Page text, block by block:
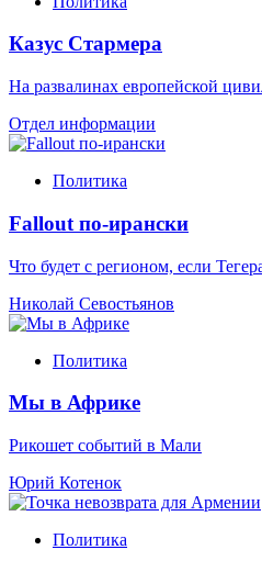
Казус Стармера
На развалинах европейской
Отдел информации
Политика
Fallout по-ирански
Что будет с регионом, если
Николай Севостьянов
Политика
Мы в Африке
Рикошет событий в Мали
Юрий Котенок
Политика